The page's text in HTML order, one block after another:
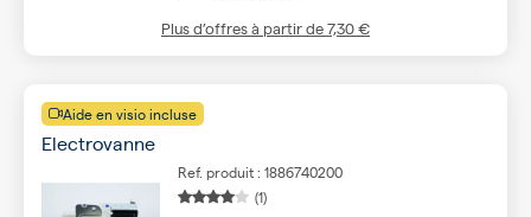
Plus d’offres à partir de7,30 €
Aide en visio incluse
Electrovanne
Ref. produit : 1886740200
(1)